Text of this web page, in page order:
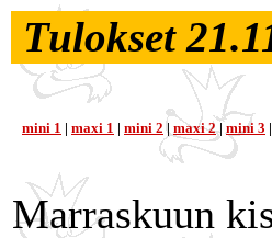
Tulokset
mini 1 | maxi 1 | mini 2 | maxi 2| mini 3 |
Marraskuun